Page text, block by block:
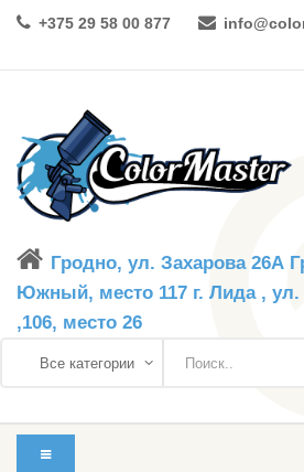
+375 29 58 00 877
Гродно, ул. Захарова 26А
Южный, место 117 г. Лида , ул.
,106, место 26